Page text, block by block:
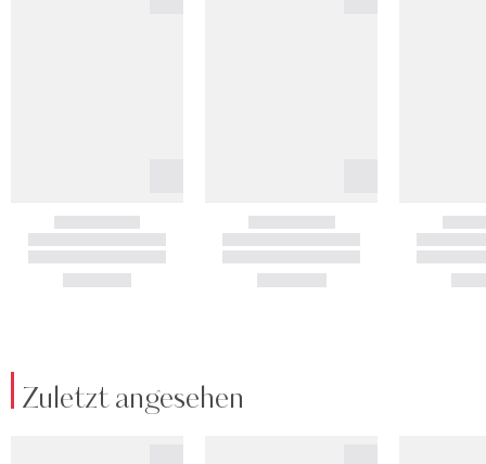
Zuletzt angesehen